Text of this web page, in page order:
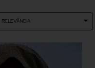
RELEVÂNCIA